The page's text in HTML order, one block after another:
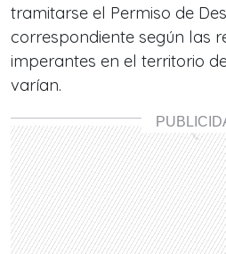
tramitarse el Permiso de
correspondiente según las
imperantes en el territorio
varían.